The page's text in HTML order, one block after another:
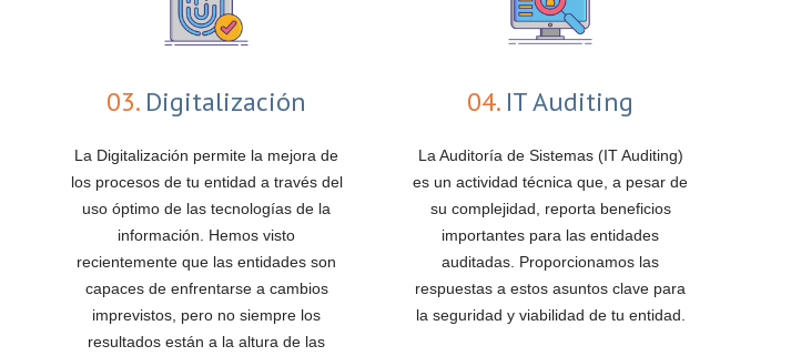
03.Digitalización
La Digitalización permite la mejora de
los procesos de tu entidad a través del
uso óptimo de las tecnologías de la
información. Hemos visto
recientemente que las entidades son
capaces de enfrentarse a cambios
imprevistos, pero no siempre los
resultados están a la altura de las
04.IT Auditing
La Auditoría de Sistemas (IT Auditing)
es un actividad técnica que, a pesar de
su complejidad, reporta beneficios
importantes para las entidades
auditadas. Proporcionamos las
respuestas a estos asuntos clave para
la seguridad y viabilidad de tu entidad.